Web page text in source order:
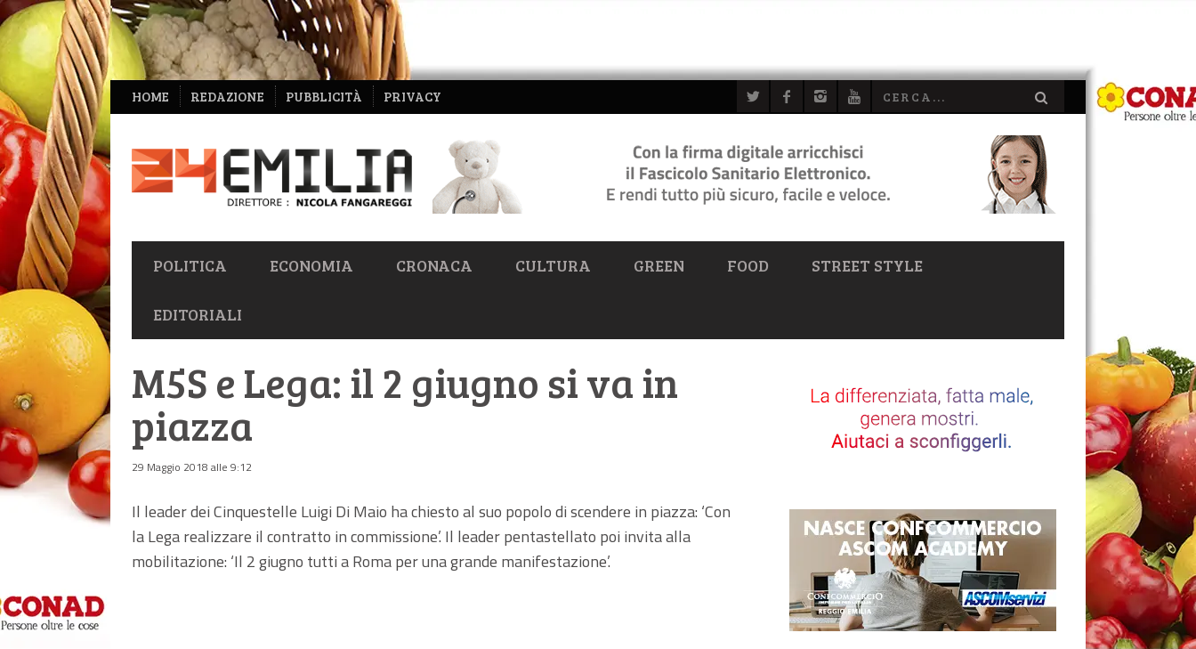
NAVIGAZIONE
SECONDARIA
HOME REDAZIONE PUBBLICITÀ PRIVACY
NAVIGAZIONE
PRIMARIA
POLITICA ECONOMIA CRONACA CULTURA GREEN FOOD STREET STYLE
EDITORIALI
M5S e Lega: il 2 giugno si va in
piazza
29 Maggio 2018 alle 9:12
Il leader dei Cinquestelle Luigi Di Maio ha chiesto al suo popolo di scendere in piazza: ‘Con
la Lega realizzare il contratto in commissione’. Il leader pentastellato poi invita alla
mobilitazione: ‘Il 2 giugno tutti a Roma per una grande manifestazione’.